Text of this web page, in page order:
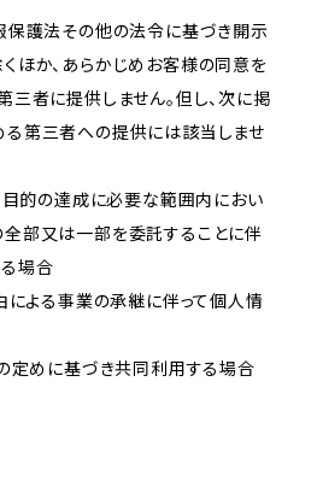
保護法その他の法令に基づき開示
ほか、あらかじめお客様の同意を
三者に提供しません。但し、次に掲
第三者への提供には該当しませ
目的の達成に必要な範囲内におい
部又は一部を委託することに伴
場合
による事業の承継に伴って個人情
定めに基づき共同利用する場合